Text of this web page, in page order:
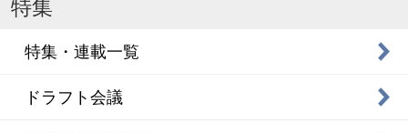
特集
特集・連載一覧
ドラフト会議